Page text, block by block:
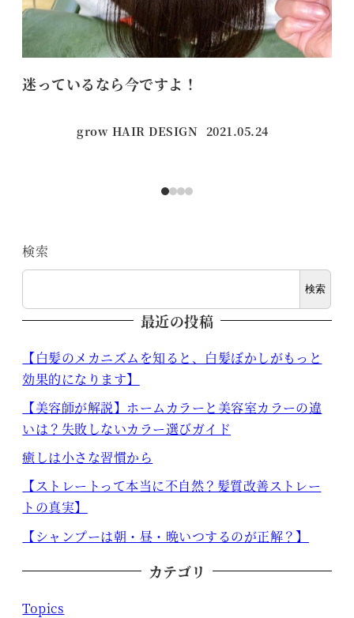
迷っているなら今ですよ！
grow HAIR DESIGN 投稿日
2021.05.24
検索
検索
最近の投稿
【白髪のメカニズムを知ると、白髪ぼかしがもっと
効果的になります】
【美容師が解説】ホームカラーと美容室カラーの違
いは？失敗しないカラー選びガイド
癒しは小さな習慣から
【ストレートって本当に不自然？髪質改善ストレー
トの真実】
【シャンプーは朝・昼・晩いつするのが正解？】
カテゴリ
Topics